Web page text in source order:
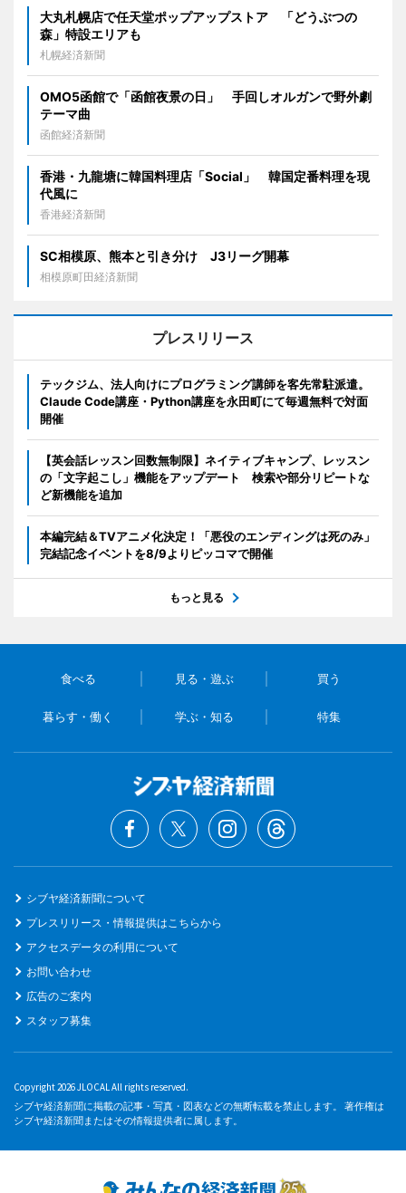
大丸札幌店で任天堂ポップアップストア 「どうぶつの
森」特設エリアも
札幌経済新聞
OMO5函館で「函館夜景の日」 手回しオルガンで野外劇
テーマ曲
函館経済新聞
香港・九龍塘に韓国料理店「Social」 韓国定番料理を現
代風に
香港経済新聞
SC相模原、熊本と引き分け J3リーグ開幕
相模原町田経済新聞
プレスリリース
テックジム、法人向けにプログラミング講師を客先常駐派遣。
Claude Code講座・Python講座を永田町にて毎週無料で対面
開催
【英会話レッスン回数無制限】ネイティブキャンプ、レッスン
の「文字起こし」機能をアップデート 検索や部分リピートな
ど新機能を追加
本編完結＆TVアニメ化決定！「悪役のエンディングは死のみ」
完結記念イベントを8/9よりピッコマで開催
もっと見る
食べる 見る・遊ぶ 買う
暮らす・働く 学ぶ・知る 特集
シブヤ経済新聞について
プレスリリース・情報提供はこちらから
アクセスデータの利用について
お問い合わせ
広告のご案内
スタッフ募集
Copyright 2026 JLOCAL All rights reserved.
シブヤ経済新聞に掲載の記事・写真・図表などの無断転載を禁止します。 著作権は
シブヤ経済新聞またはその情報提供者に属します。